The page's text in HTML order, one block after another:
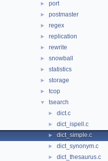
► port
► postmaster
► regex
► replication
► rewrite
► snowball
► statistics
► storage
► tcop
▼ tsearch
► dict.c
► dict_ispell.c
► dict_simple.c
► dict_synonym.c
► dict_thesaurus.c